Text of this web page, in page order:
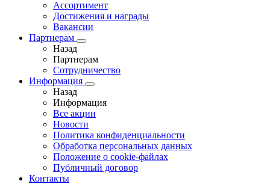
Ассортимент
Достижения и награды
Вакансии
Партнерам
Назад
Партнерам
Сотрудничество
Информация
Назад
Информация
Все акции
Новости
Политика конфиденциальности
Обработка персональных данных
Положение о cookie-файлах
Публичный договор
Контакты